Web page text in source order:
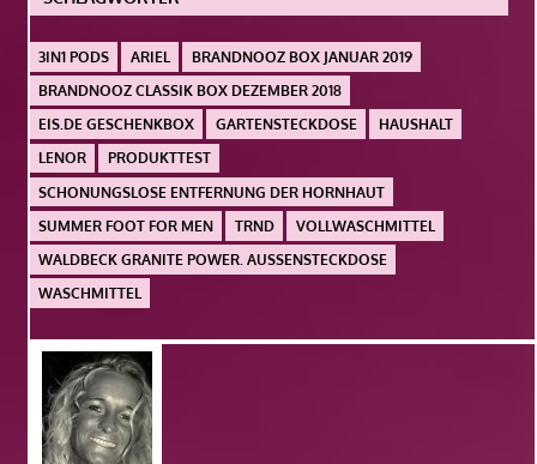
3IN1 PODS ARIEL
BRANDNOOZ BOX JANUAR 2019
BRANDNOOZ CLASSIK BOX DEZEMBER 2018
EIS.DE GESCHENKBOX
GARTENSTECKDOSE
HAUSHALT
LENOR
PRODUKTTEST
SCHONUNGSLOSE ENTFERNUNG DER HORNHAUT
SUMMER FOOT FOR MEN
TRND
VOLLWASCHMITTEL
WALDBECK GRANITE POWER. AUSSENSTECKDOSE
WASCHMITTEL